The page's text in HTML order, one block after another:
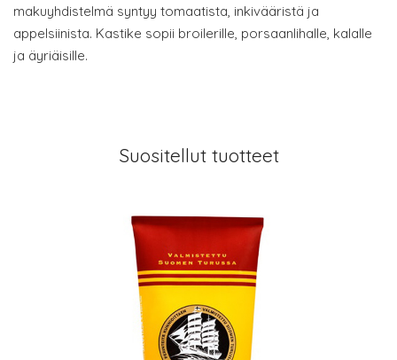
makuyhdistelmä syntyy tomaatista, inkivääristä ja
appelsiinista. Kastike sopii broilerille, porsaanlihalle, kalalle
ja äyriäisille.
Suositellut tuotteet